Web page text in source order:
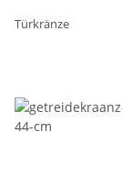
Türkränze